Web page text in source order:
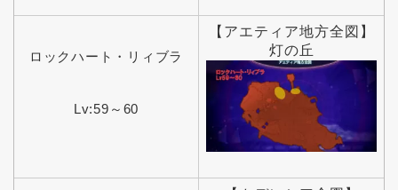
ロックハート・リィブラ
Lv:59～60
【アエティア地方全図】
灯の丘